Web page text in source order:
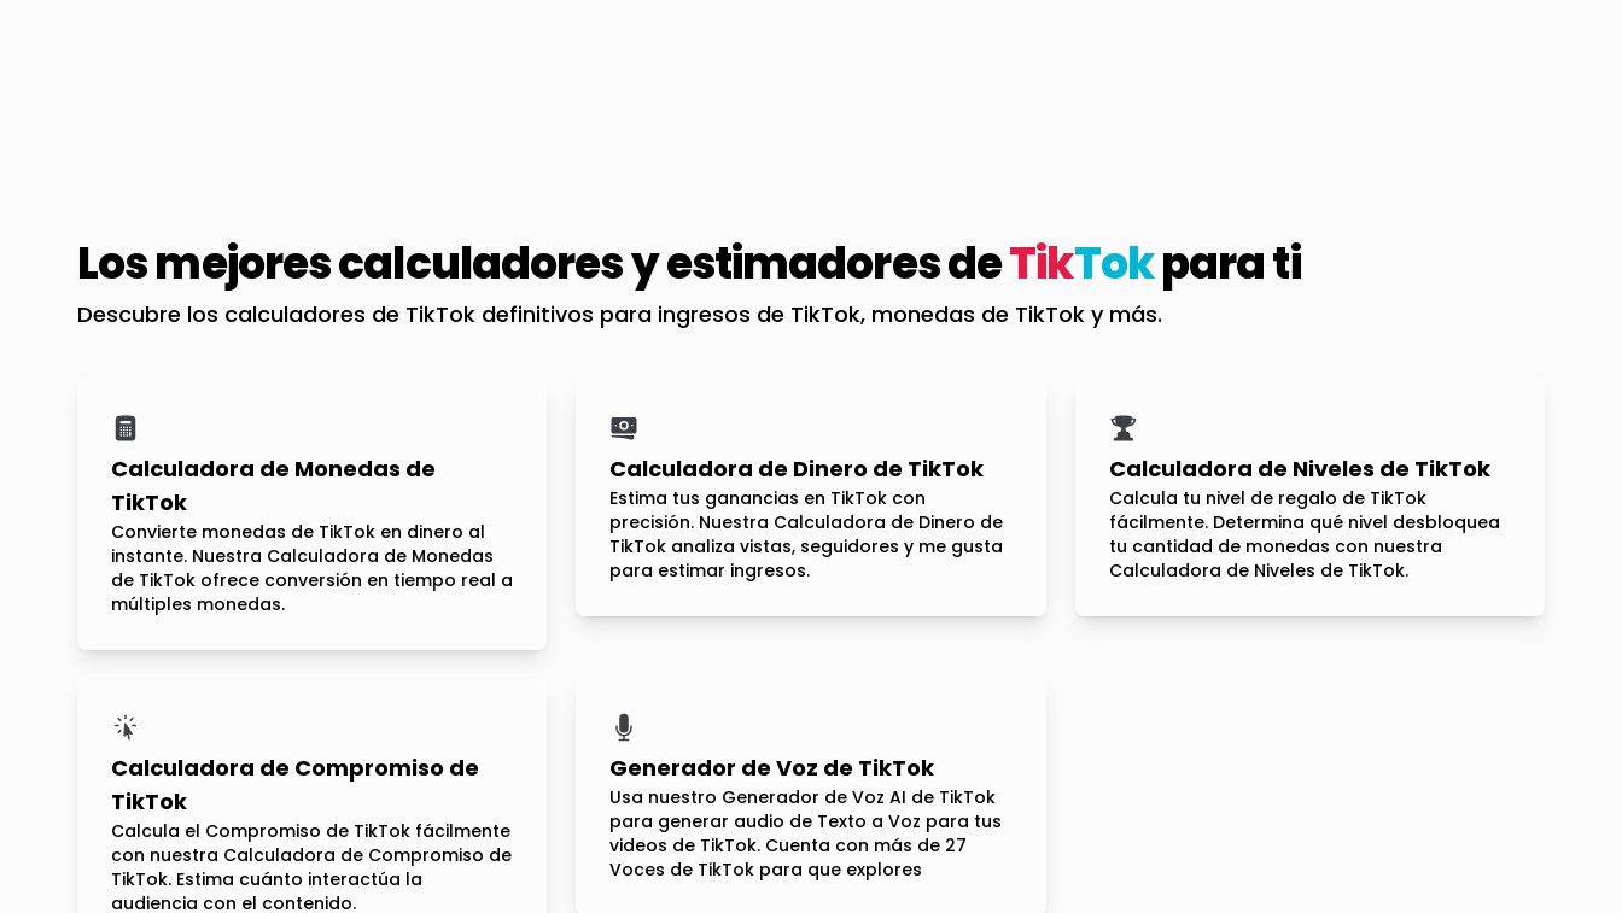
Los mejores calculadores y estimadores deTikTokpara ti
Descubre los calculadores de TikTok definitivos para ingresos de TikTok, monedas de TikTok y más.
Calculadora de Monedas de
TikTok
Convierte monedas de TikTok en dinero al
instante. Nuestra Calculadora de Monedas
de TikTok ofrece conversión en tiempo real a
múltiples monedas.
Calculadora de Dinero de TikTok
Estima tus ganancias en TikTok con
precisión. Nuestra Calculadora de Dinero de
TikTok analiza vistas, seguidores y me gusta
para estimar ingresos.
Calculadora de Niveles de TikTok
Calcula tu nivel de regalo de TikTok
fácilmente. Determina qué nivel desbloquea
tu cantidad de monedas con nuestra
Calculadora de Niveles de TikTok.
Calculadora de Compromiso de
TikTok
Calcula el Compromiso de TikTok fácilmente
con nuestra Calculadora de Compromiso de
TikTok. Estima cuánto interactúa la
audiencia con el contenido.
Generador de Voz de TikTok
Usa nuestro Generador de Voz AI de TikTok
para generar audio de Texto a Voz para tus
videos de TikTok. Cuenta con más de 27
Voces de TikTok para que explores